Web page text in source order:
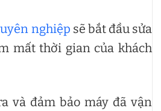
nghiệp sẽ bắt đầu sửa
mất thời gian của khách
và đảm bảo máy đã vận